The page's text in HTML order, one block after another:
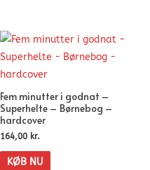
Fem minutter i godnat –
Superhelte – Børnebog –
hardcover
164,00 kr.
KØB NU